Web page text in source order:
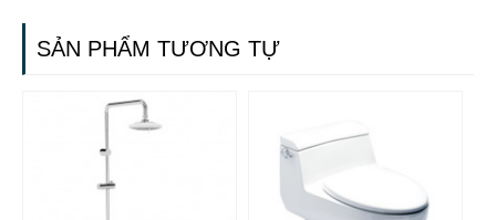
SẢN PHẨM TƯƠNG TỰ